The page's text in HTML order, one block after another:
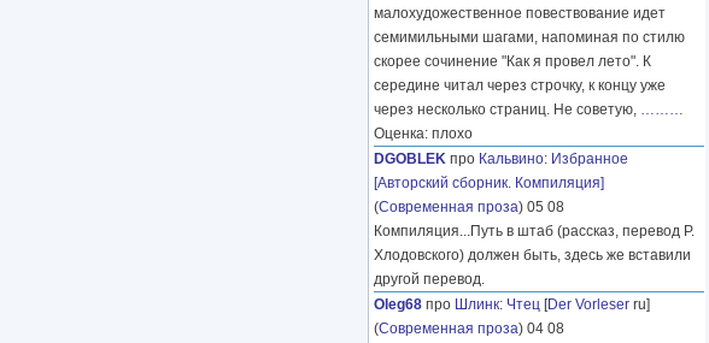
малохудожественное повествование идет
семимильными шагами, напоминая по стилю
скорее сочинение "Как я провел лето". К
середине читал через строчку, к концу уже
через несколько страниц. Не советую, ………
Оценка: плохо
DGOBLEK про Кальвино: Избранное
[Авторский сборник. Компиляция]
(Современная проза) 05 08
Компиляция...Путь в штаб (рассказ, перевод Р.
Хлодовского) должен быть, здесь же вставили
другой перевод.
Oleg68 про Шлинк: Чтец [Der Vorleser ru]
(Современная проза) 04 08